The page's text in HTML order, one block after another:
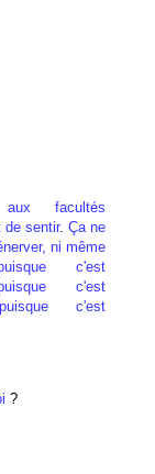
aux facultés
de sentir. Ça ne
ni même
c'est
c'est
c'est
?